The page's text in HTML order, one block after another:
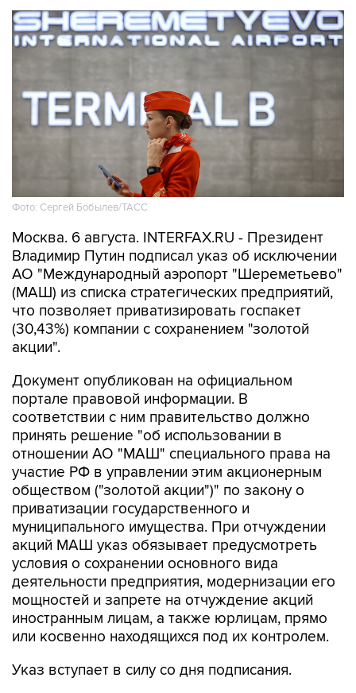
Фото: Сергей Бобылев/ТАСС
Москва. 6 августа. INTERFAX.RU - Президент
Владимир Путин подписал указ об исключении
АО "Международный аэропорт "Шереметьево"
(МАШ) из списка стратегических предприятий,
что позволяет приватизировать госпакет
(30,43%) компании с сохранением "золотой
акции".
Документ опубликован на официальном
портале правовой информации. В
соответствии с ним правительство должно
принять решение "об использовании в
отношении АО "МАШ" специального права на
участие РФ в управлении этим акционерным
обществом ("золотой акции")" по закону о
приватизации государственного и
муниципального имущества. При отчуждении
акций МАШ указ обязывает предусмотреть
условия о сохранении основного вида
деятельности предприятия, модернизации его
мощностей и запрете на отчуждение акций
иностранным лицам, а также юрлицам, прямо
или косвенно находящихся под их контролем.
Указ вступает в силу со дня подписания.